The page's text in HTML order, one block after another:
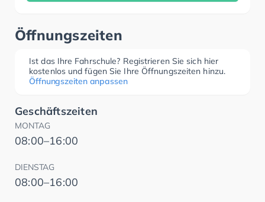
Öffnungszeiten
Ist das Ihre Fahrschule? Registrieren Sie sich hier
kostenlos und fügen Sie Ihre Öffnungszeiten hinzu.
Öffnungszeiten anpassen
Geschäftszeiten
MONTAG
08:00–16:00
DIENSTAG
08:00–16:00